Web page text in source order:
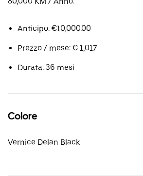
Anticipo: €10,000.00
Prezzo / mese: € 1,017
Durata: 36 mesi
Colore
Vernice Delan Black